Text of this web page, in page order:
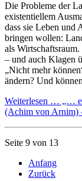
Die Probleme der
existentiellem
dass sie Leben und
bringen wollen:
als
– und auch Klagen
„Nicht mehr
ändern? Und
Weiterlesen … „…
(Achim von Arnim)
Seite 9 von 13
Anfang
Zurück